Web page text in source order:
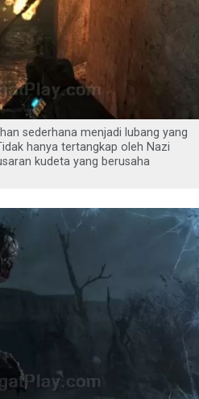
sederhana menjadi lubang yang
hanya tertangkap oleh Nazi
kudeta yang berusaha